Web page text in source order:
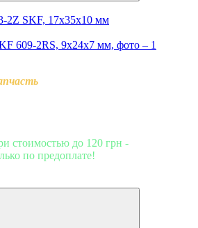
2Z SKF, 17х35x10 мм
стоимостью до 120 грн -
по предоплате!